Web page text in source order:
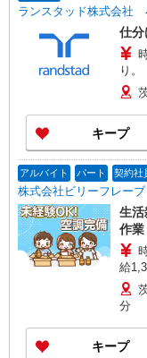
ランスタッド株式会社
仕分
り。
キープ
アルバイト パート 契約社
株式会社ビリーフレーブ
生活
作業
給
分
キープ